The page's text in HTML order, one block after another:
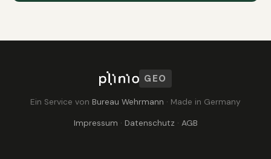
GEO
Ein Service von Bureau Wehrmann · Made in Germany
Impressum · Datenschutz · AGB